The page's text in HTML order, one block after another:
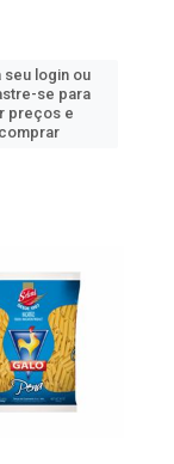
seu login ou
se para
preços e
comprar